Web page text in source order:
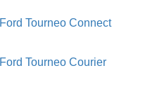
Ford Tourneo Connect
Ford Tourneo Courier